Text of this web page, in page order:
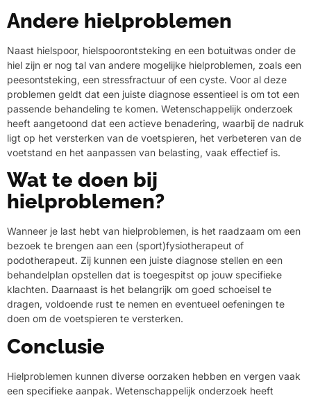
Andere hielproblemen
Naast hielspoor, hielspoorontsteking en een botuitwas onder de
hiel zijn er nog tal van andere mogelijke hielproblemen, zoals een
peesontsteking, een stressfractuur of een cyste. Voor al deze
problemen geldt dat een juiste diagnose essentieel is om tot een
passende behandeling te komen. Wetenschappelijk onderzoek
heeft aangetoond dat een actieve benadering, waarbij de nadruk
ligt op het versterken van de voetspieren, het verbeteren van de
voetstand en het aanpassen van belasting, vaak effectief is.
Wat te doen bij
hielproblemen?
Wanneer je last hebt van hielproblemen, is het raadzaam om een
bezoek te brengen aan een (sport)fysiotherapeut of
podotherapeut. Zij kunnen een juiste diagnose stellen en een
behandelplan opstellen dat is toegespitst op jouw specifieke
klachten. Daarnaast is het belangrijk om goed schoeisel te
dragen, voldoende rust te nemen en eventueel oefeningen te
doen om de voetspieren te versterken.
Conclusie
Hielproblemen kunnen diverse oorzaken hebben en vergen vaak
een specifieke aanpak. Wetenschappelijk onderzoek heeft